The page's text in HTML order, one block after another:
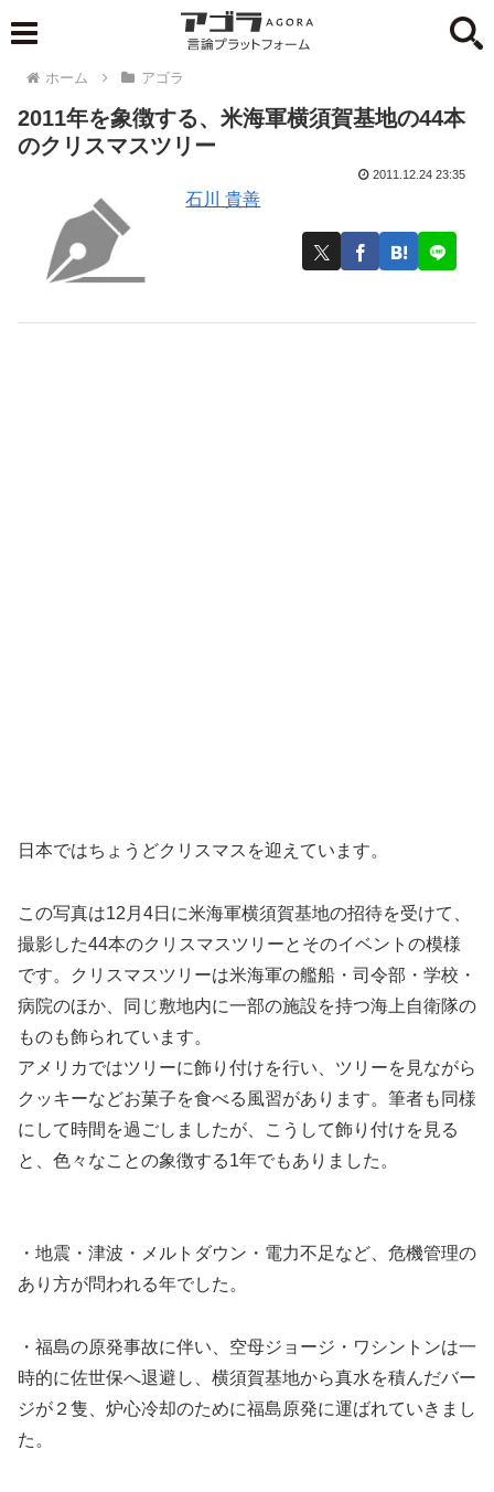
ホーム アゴラ
2011年を象徴する、米海軍横須賀基地の44本
のクリスマスツリー
石川 貴善
2011.12.24 23:35
日本ではちょうどクリスマスを迎えています。
この写真は12月4日に米海軍横須賀基地の招待を受けて、
撮影した44本のクリスマスツリーとそのイベントの模様
です。クリスマスツリーは米海軍の艦船・司令部・学校・
病院のほか、同じ敷地内に一部の施設を持つ海上自衛隊の
ものも飾られています。
アメリカではツリーに飾り付けを行い、ツリーを見ながら
クッキーなどお菓子を食べる風習があります。筆者も同様
にして時間を過ごしましたが、こうして飾り付けを見る
と、色々なことの象徴する1年でもありました。
・地震・津波・メルトダウン・電力不足など、危機管理の
あり方が問われる年でした。
・福島の原発事故に伴い、空母ジョージ・ワシントンは一
時的に佐世保へ退避し、横須賀基地から真水を積んだバー
ジが２隻、炉心冷却のために福島原発に運ばれていきまし
た。